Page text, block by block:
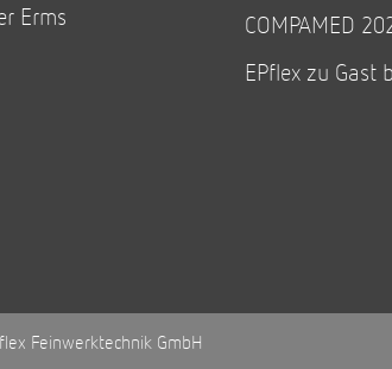
Erms
COMPAMED
EPflex zu Gast
Feinwerktechnik GmbH